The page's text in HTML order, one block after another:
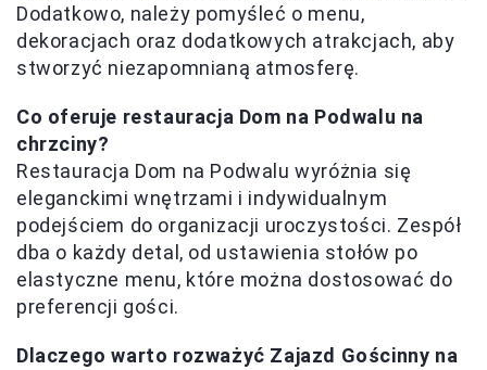
Dodatkowo, należy pomyśleć o menu,
dekoracjach oraz dodatkowych atrakcjach, aby
stworzyć niezapomnianą atmosferę.
Co oferuje restauracja Dom na Podwalu na
chrzciny?
Restauracja Dom na Podwalu wyróżnia się
eleganckimi wnętrzami i indywidualnym
podejściem do organizacji uroczystości. Zespół
dba o każdy detal, od ustawienia stołów po
elastyczne menu, które można dostosować do
preferencji gości.
Dlaczego warto rozważyć Zajazd Gościnny na